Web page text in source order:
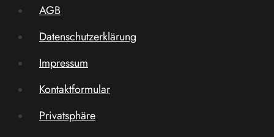
AGB
Datenschutzerklärung
Impressum
Kontaktformular
Privatsphäre